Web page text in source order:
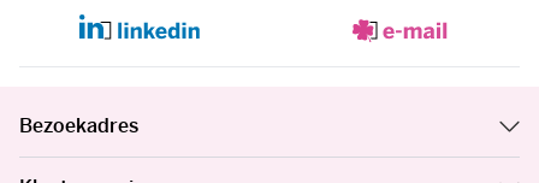
Bezoekadres